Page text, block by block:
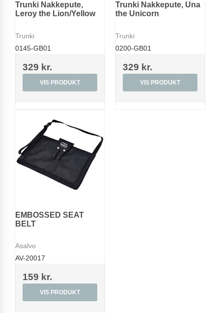
Trunki Nakkepute,
Leroy the Lion/Yellow
Trunki
0145-GB01
329 kr.
VIS PRODUKT
Trunki Nakkepute, Una
the Unicorn
Trunki
0200-GB01
329 kr.
VIS PRODUKT
EMBOSSED SEAT
BELT
Asalvo
AV-20017
159 kr.
VIS PRODUKT